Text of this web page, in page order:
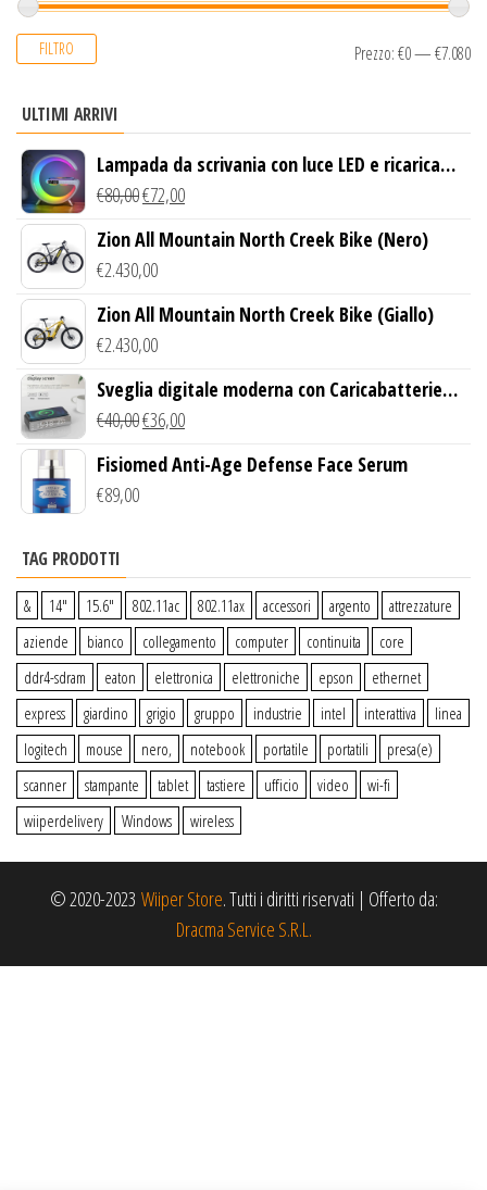
FILTRO Prezzo:€0—€7.080
ULTIMI ARRIVI
Lampada da scrivania con luce LED e ricarica
wireless
€80,00€72,00
Zion All Mountain North Creek Bike (Nero)
€2.430,00
Zion All Mountain North Creek Bike (Giallo)
€2.430,00
Sveglia digitale moderna con Caricabatterie
Wireless Qi
€40,00€36,00
Fisiomed Anti-Age Defense Face Serum
€89,00
TAG PRODOTTI
& 14″ 15.6″ 802.11ac 802.11ax accessori argento
attrezzature
aziende
bianco collegamento computer continuita
core
ddr4-sdram
eaton elettronica elettroniche epson
ethernet
express
giardino grigio gruppo industrie intel interattiva
linea
logitech
mouse nero, notebook portatile portatili
presa(e)
scanner
stampante tablet tastiere ufficio video
wi-fi
wiiperdelivery
Windows wireless
© 2020-2023 Wiiper Store. Tutti i diritti riservati | Offerto da:
Dracma Service S.R.L.